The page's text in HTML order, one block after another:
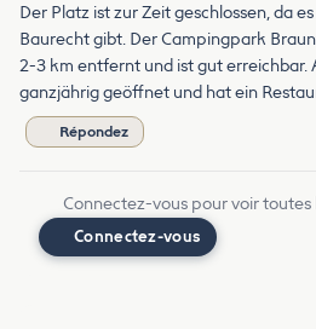
Der Platz ist zur Zeit geschlossen, da
Baurecht gibt. Der Campingpark
2-3 km entfernt und ist gut erreichbar.
ganzjährig geöffnet und hat ein
Répondez
Connectez-vous pour voir
Connectez-vous